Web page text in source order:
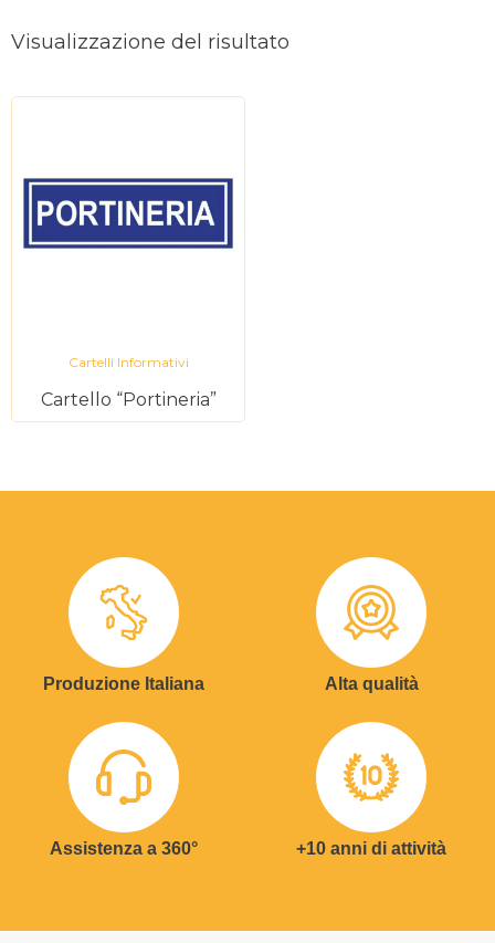
Visualizzazione del risultato
Cartelli Informativi
Cartello “Portineria”
Produzione Italiana Alta qualità
Assistenza a 360° +10 anni di attività